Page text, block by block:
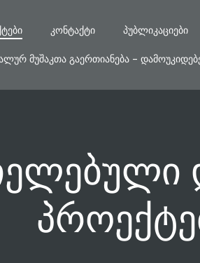
ᲙᲝᲜᲢᲐᲥᲢᲘ ᲞᲣᲑᲚᲘᲙᲐᲪᲘᲔᲑᲘ
ᲛᲣᲨᲐᲙᲗᲐ ᲒᲐᲔᲠᲗᲘᲐᲜᲔᲑᲐ –